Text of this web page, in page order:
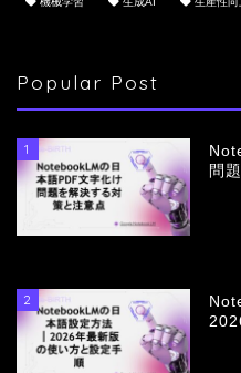
Popular Post
1
問
2